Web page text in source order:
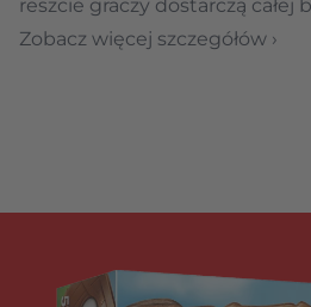
reszcie graczy dostarczą całej
Zobacz więcej szczegółów ›